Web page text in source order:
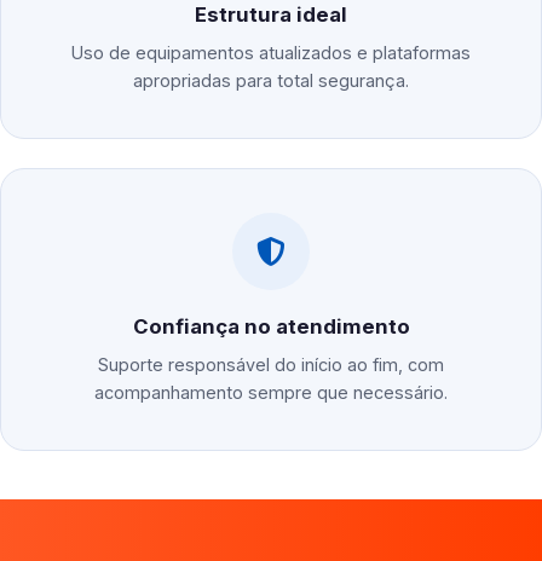
Estrutura ideal
Uso de equipamentos atualizados e plataformas
apropriadas para total segurança.
Confiança no atendimento
Suporte responsável do início ao fim, com
acompanhamento sempre que necessário.